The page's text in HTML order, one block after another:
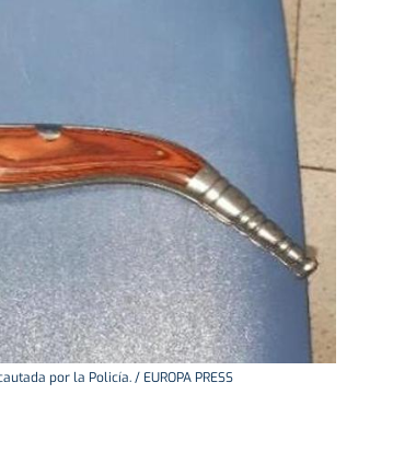
por la Policía. / EUROPA PRESS